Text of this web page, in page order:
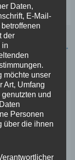
Nächster Beitrag →
Daten,
E-Mail-
der
in
möchte unser
Art, Umfang
und
Personen
über die ihnen